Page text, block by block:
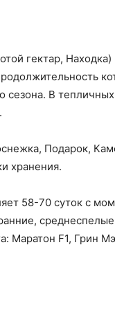
гектар,
сезона. В
Подарок,
хранения.
58-70 суток с
Маратон F1, Грин